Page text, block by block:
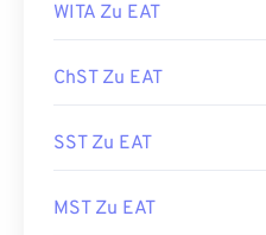
WITA Zu EAT
ChST Zu EAT
SST Zu EAT
MST Zu EAT